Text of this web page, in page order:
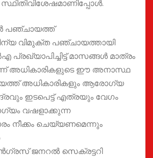
പഞ്ചായത്ത്
വിമുക്ത പഞ്ചായത്തായി
മാസങ്ങൾ മാത്രം
അധികാരികളുടെ ഈ അനാസ്ഥ
അധികാരികളും ആരോഗ്യ
ഇടപെട്ട് എത്രയും വേഗം
വഷളാക്കുന്ന
നീക്കം ചെയ്യണമെന്നും
ജനറൽ സെക്രട്ടറി